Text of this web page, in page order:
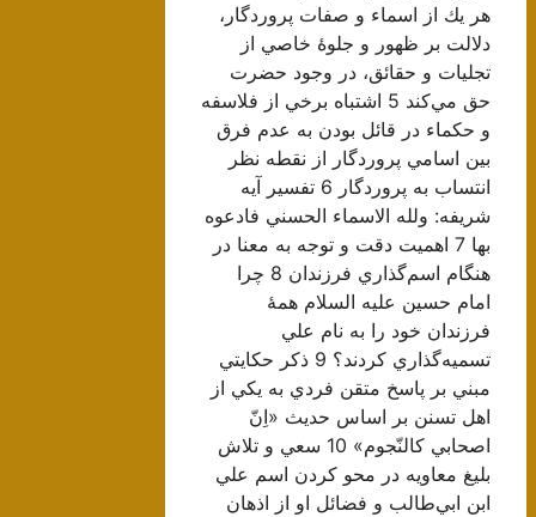
هر يك از اسماء و صفات پروردگار،
دلالت بر ظهور و جلوۀ خاصي از
تجليات و حقائق، در وجود حضرت
حق مي‌كند 5 اشتباه برخي از فلاسفه
و حكماء در قائل بودن به عدم فرق
بين اسامي پروردگار از نقطه نظر
انتساب به پروردگار 6 تفسير آيه
شريفه: ولله الاسماء الحسني فادعوه
بها 7 اهميت دقت و توجه به معنا در
هنگام اسم‌گذاري فرزندان 8 چرا
امام حسين عليه السلام همۀ
فرزندان خود را به نام علي
تسميه‌گذاري كردند؟ 9 ذكر حكايتي
مبني بر پاسخ متقن فردي به يكي از
اهل تسنن بر اساس حديث «اِنّ
اصحابي كالنّجوم» 10 سعي و تلاش
بليغ معاويه در محو كردن اسم علي
ابن ابي‌طالب و فضائل او از اذهان